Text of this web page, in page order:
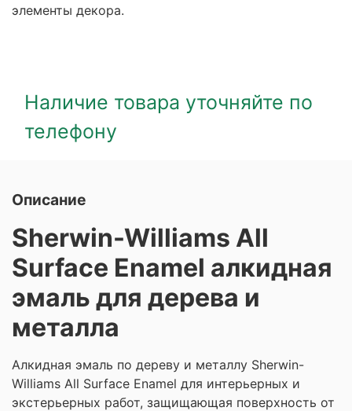
элементы декора.
Наличие товара уточняйте по
телефону
Описание
Sherwin-Williams All
Surface Enamel алкидная
эмаль для дерева и
металла
Алкидная эмаль по дереву и металлу Sherwin-
Williams All Surface Enamel для интерьерных и
экстерьерных работ, защищающая поверхность от